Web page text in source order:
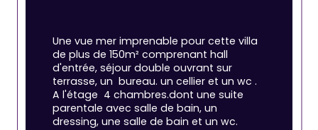
Une vue mer imprenable pour cette villa
de plus de 150m² comprenant hall
d'entrée, séjour double ouvrant sur
terrasse, un  bureau. un cellier et un wc .
A l'étage  4 chambres.dont une suite
parentale avec salle de bain, un
dressing, une salle de bain et un wc.